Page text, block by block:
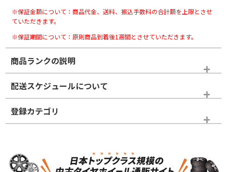
※保証金額について：商品代金、送料、振込手数料の合計額を上限とさせ
ていただきます。
※保証期間について：原則商品到着後1週間とさせていただきます。
商品ランクの説明
※商品ランクは出品者の主観により判断しておりますので、あら
かじめご了承ください。
ホイールランク
配送スケジュールについて
登録カテゴリ
ホイールのみ